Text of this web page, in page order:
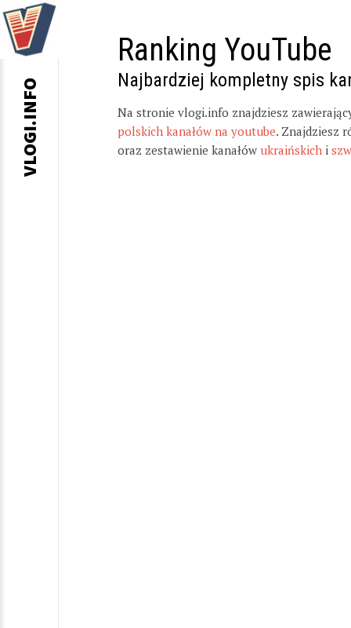
Ranking YouTube
Najbardziej kompletny spis
Na stronie vlogi.info znajdziesz
polskich kanałów na youtube. Znajdziesz
oraz zestawienie kanałów ukraińskich i
VLOGI.INFO